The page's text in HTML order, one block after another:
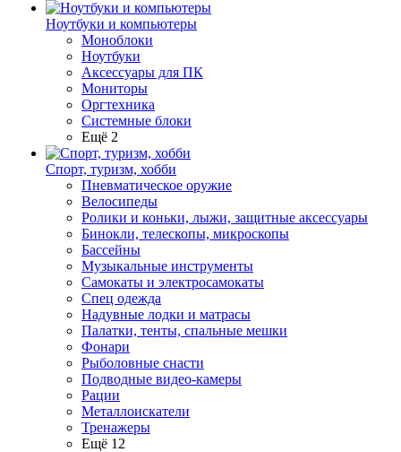
Ноутбуки и компьютеры
Моноблоки
Ноутбуки
Аксессуары для ПК
Мониторы
Оргтехника
Системные блоки
Ещё 2
Спорт, туризм, хобби
Пневматическое оружие
Велосипеды
Ролики и коньки, лыжи, защитные аксессуары
Бинокли, телескопы, микроскопы
Бассейны
Музыкальные инструменты
Самокаты и электросамокаты
Спец одежда
Надувные лодки и матрасы
Палатки, тенты, спальные мешки
Фонари
Рыболовные снасти
Подводные видео-камеры
Рации
Металлоискатели
Тренажеры
Ещё 12